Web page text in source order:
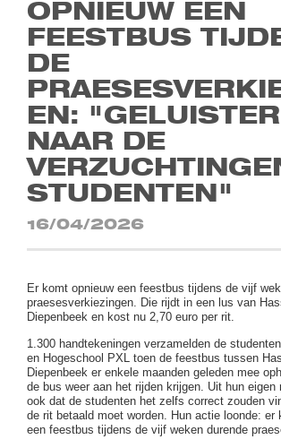
OPNIEUW EEN
FEESTBUS
DE
EN:
NAAR DE
STUDENTEN"
16/04/2026
Er komt opnieuw een feestbus tijdens de vijf
praesesverkiezingen. Die rijdt in een lus van
Diepenbeek en kost nu 2,70 euro per rit.
1.300 handtekeningen verzamelden de
en Hogeschool PXL toen defeestbus tussen
Diepenbeek er enkele maanden geleden mee
de bus weer aan het rijden krijgen. Uit hun eigen
ook dat de studenten het zelfs correct zouden
de rit betaald moet worden. Hun actie loonde: er
eenfeestbus tijdens de vijf weken durende